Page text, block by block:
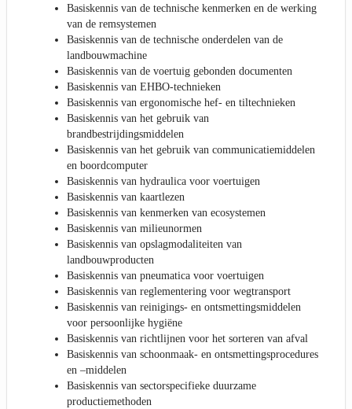
Basiskennis van de technische kenmerken en de werking
van de remsystemen
Basiskennis van de technische onderdelen van de
landbouwmachine
Basiskennis van de voertuig gebonden documenten
Basiskennis van EHBO-technieken
Basiskennis van ergonomische hef- en tiltechnieken
Basiskennis van het gebruik van
brandbestrijdingsmiddelen
Basiskennis van het gebruik van communicatiemiddelen
en boordcomputer
Basiskennis van hydraulica voor voertuigen
Basiskennis van kaartlezen
Basiskennis van kenmerken van ecosystemen
Basiskennis van milieunormen
Basiskennis van opslagmodaliteiten van
landbouwproducten
Basiskennis van pneumatica voor voertuigen
Basiskennis van reglementering voor wegtransport
Basiskennis van reinigings- en ontsmettingsmiddelen
voor persoonlijke hygiëne
Basiskennis van richtlijnen voor het sorteren van afval
Basiskennis van schoonmaak- en ontsmettingsprocedures
en –middelen
Basiskennis van sectorspecifieke duurzame
productiemethoden